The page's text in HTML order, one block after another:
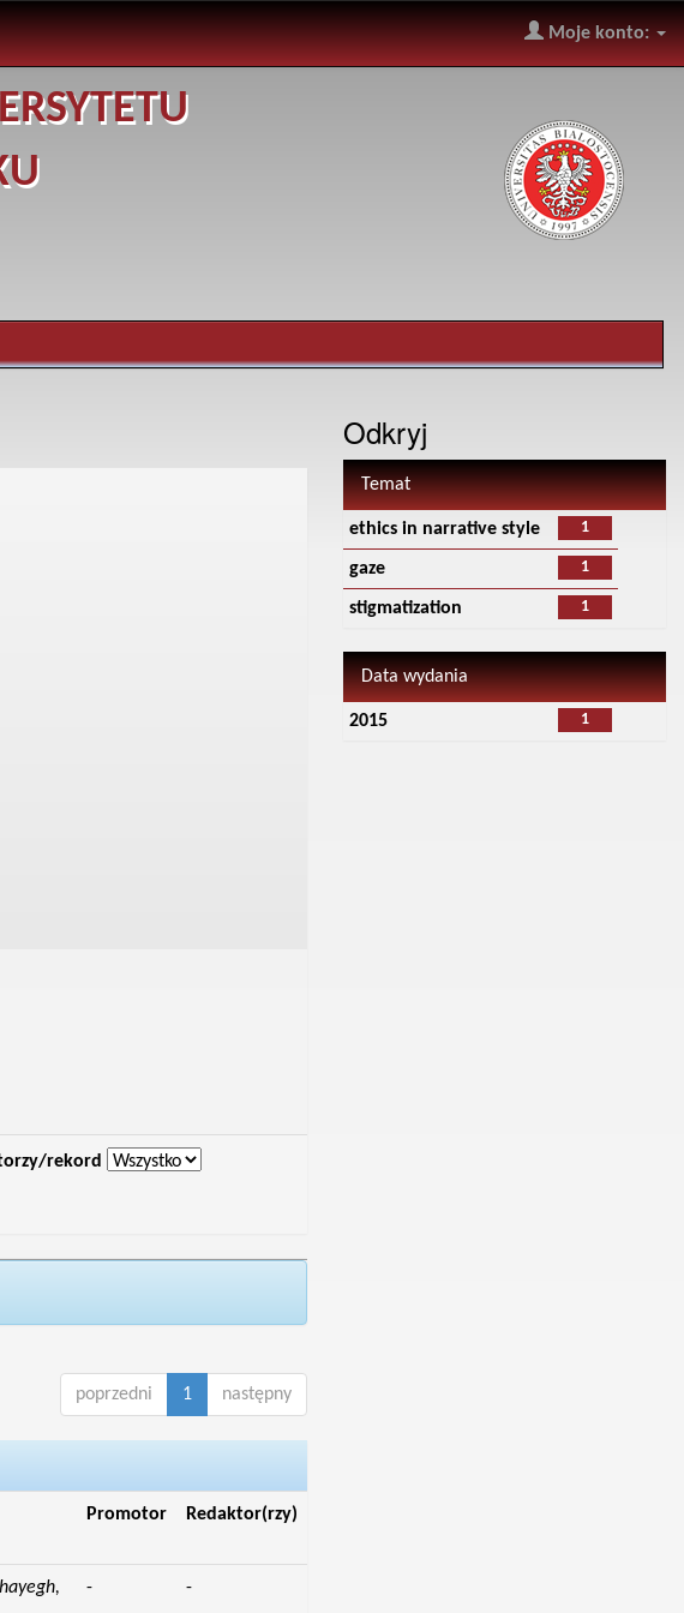
Moje konto:
rekord
poprzedni 1 następny
Promotor Redaktor(rzy)
- -
Odkryj
Temat
1
ethics in narrative style
1
gaze
1
stigmatization
Data wydania
1
2015